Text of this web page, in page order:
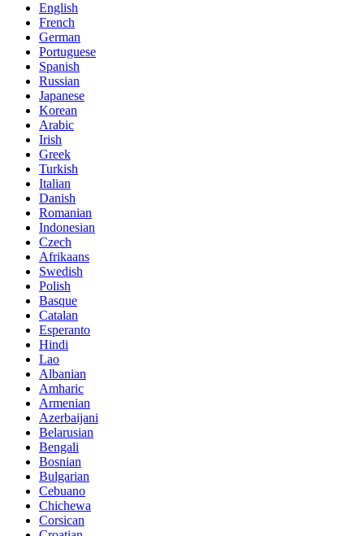
English
French
German
Portuguese
Spanish
Russian
Japanese
Korean
Arabic
Irish
Greek
Turkish
Italian
Danish
Romanian
Indonesian
Czech
Afrikaans
Swedish
Polish
Basque
Catalan
Esperanto
Hindi
Lao
Albanian
Amharic
Armenian
Azerbaijani
Belarusian
Bengali
Bosnian
Bulgarian
Cebuano
Chichewa
Corsican